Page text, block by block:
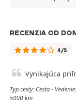
RECENZIA OD
4/5
Vynikajúca
Typ cesty: Cesta -
5000 km